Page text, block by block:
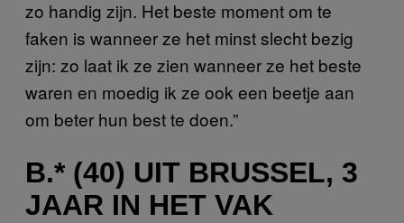
zo handig zijn. Het beste moment om te
faken is wanneer ze het minst slecht bezig
zijn: zo laat ik ze zien wanneer ze het beste
waren en moedig ik ze ook een beetje aan
om beter hun best te doen.”
B.* (40) UIT BRUSSEL, 3
JAAR IN HET VAK